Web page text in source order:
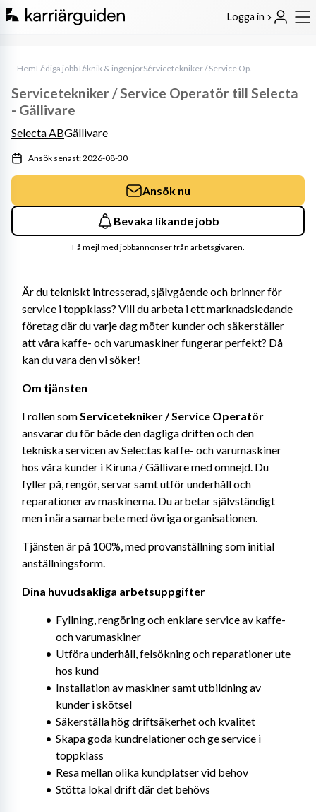
Logga in
HemLediga jobbTeknik & ingenjör Servicetekniker / Service Operatör till Selecta - Gällivare
Är du tekniskt intresserad, självgående och brinner för
service i toppklass? Vill du arbeta i ett marknadsledande
företag där du varje dag möter kunder och säkerställer
att våra kaffe- och varumaskiner fungerar perfekt? Då
kan du vara den vi söker!
Om tjänsten
I rollen som Servicetekniker / Service Operatör
ansvarar du för både den dagliga driften och den
tekniska servicen av Selectas kaffe- och varumaskiner
hos våra kunder i Kiruna / Gällivare med omnejd. Du
fyller på, rengör, servar samt utför underhåll och
reparationer av maskinerna. Du arbetar självständigt
men i nära samarbete med övriga organisationen.
Tjänsten är på 100%, med provanställning som initial
anställningsform.
Dina huvudsakliga arbetsuppgifter
Fyllning, rengöring och enklare service av kaffe-
och varumaskiner
Utföra underhåll, felsökning och reparationer ute
hos kund
Installation av maskiner samt utbildning av
kunder i skötsel
Säkerställa hög driftsäkerhet och kvalitet
Skapa goda kundrelationer och ge service i
toppklass
Resa mellan olika kundplatser vid behov
Stötta lokal drift där det behövs
Servicetekniker / Service Operatör till Selecta
- Gällivare
Selecta ABGällivare
Ansök senast: 2026-08-30
Ansök nu
Bevaka likande jobb
Få mejl med jobbannonser från arbetsgivaren.